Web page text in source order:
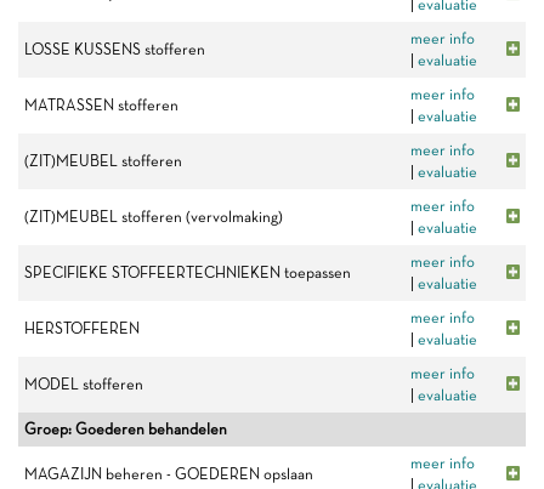
evaluatie
LOSSE KUSSENS stofferen
meer info
evaluatie
MATRASSEN stofferen
meer info
evaluatie
(ZIT)MEUBEL stofferen
meer info
evaluatie
(ZIT)MEUBEL stofferen (vervolmaking)
meer info
evaluatie
SPECIFIEKE STOFFEERTECHNIEKEN toepassen
meer info
evaluatie
HERSTOFFEREN
meer info
evaluatie
MODEL stofferen
meer info
evaluatie
Groep: Goederen behandelen
MAGAZIJN beheren - GOEDEREN opslaan
meer info
evaluatie